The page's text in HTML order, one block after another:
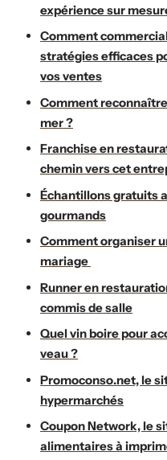
expérience sur
Comment
stratégies efficaces
vos ventes
Comment
mer ?
Franchise en
chemin vers cet
Échantillons gratuits
gourmands
Comment organiser
mariage
Runner en
commis de salle
Quel vin boire pour
veau ?
Promoconso.net, le
hypermarchés
Coupon Network, le
alimentaires à